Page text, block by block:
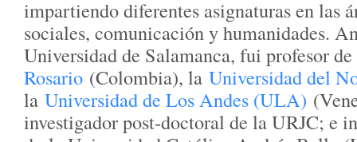
impartiendo diferentes asignaturas en las
sociales, comunicación y humanidades.
Universidad de Salamanca, fui profesor
Rosario (Colombia), la Universidad del
la Universidad de Los Andes (ULA)
investigador post-doctoral de la URJC; e